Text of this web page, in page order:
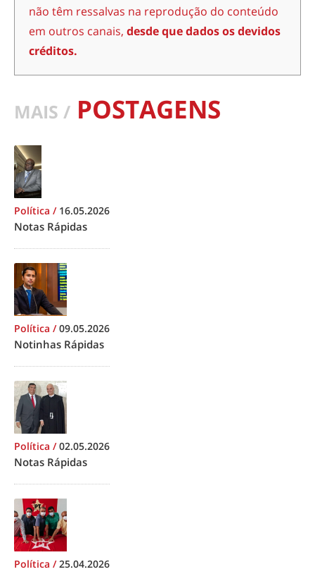
não têm ressalvas na reprodução do conteúdo
em outros canais, desde que dados os devidos
créditos.
MAIS / POSTAGENS
Política / 16.05.2026
Notas Rápidas
Política /09.05.2026
Notinhas Rápidas
Política /02.05.2026
Notas Rápidas
Política /25.04.2026